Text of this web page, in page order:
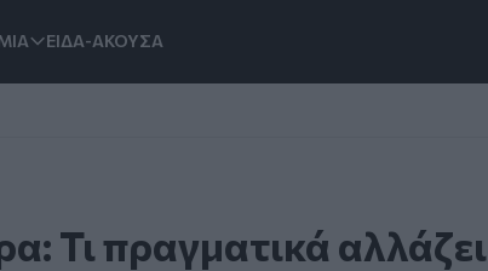
ΕΙΔΑ-ΑΚΟΥΣΑ
Τι πραγματικά αλλάζει